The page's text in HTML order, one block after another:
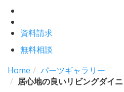
資料請求
無料相談
Home
パーツギャラリー
居心地の良いリビングダイ